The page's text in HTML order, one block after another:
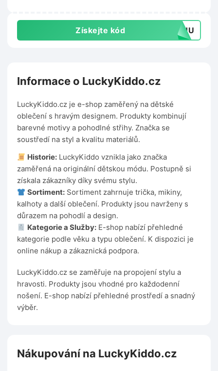
Získejte kód TOHU
Informace o LuckyKiddo.cz
LuckyKiddo.cz je e-shop zaměřený na dětské
oblečení s hravým designem. Produkty kombinují
barevné motivy a pohodlné střihy. Značka se
soustředí na styl a kvalitu materiálů.
Historie: LuckyKiddo vznikla jako značka
zaměřená na originální dětskou módu. Postupně si
získala zákazníky díky svému stylu.
Sortiment: Sortiment zahrnuje trička, mikiny,
kalhoty a další oblečení. Produkty jsou navrženy s
důrazem na pohodlí a design.
Kategorie a Služby: E-shop nabízí přehledné
kategorie podle věku a typu oblečení. K dispozici je
online nákup a zákaznická podpora.
LuckyKiddo.cz se zaměřuje na propojení stylu a
hravosti. Produkty jsou vhodné pro každodenní
nošení. E-shop nabízí přehledné prostředí a snadný
výběr.
Nákupování na LuckyKiddo.cz